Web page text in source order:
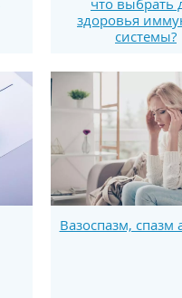
что выбрать
здоровья
системы?
Вазоспазм, спазм